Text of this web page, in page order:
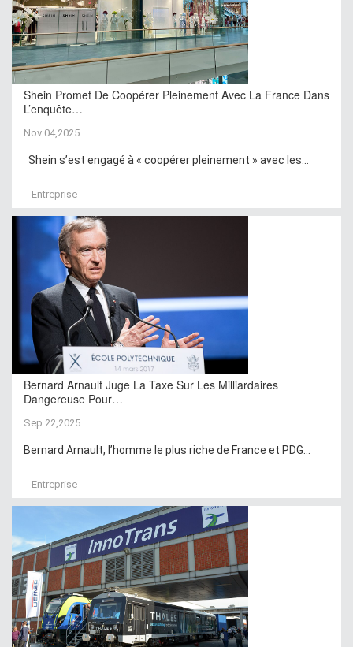
Shein Promet De Coopérer Pleinement Avec La France Dans
L’enquête…
Nov 04,2025
Shein s’est engagé à « coopérer pleinement » avec les...
Entreprise
Bernard Arnault Juge La Taxe Sur Les Milliardaires
Dangereuse Pour…
Sep 22,2025
Bernard Arnault, l’homme le plus riche de France et PDG...
Entreprise